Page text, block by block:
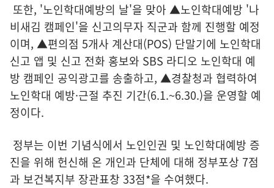
또한, '노인학대예방의 날'을 맞아 ▲노인학대예방 '나
비새김 캠페인'을 신고의무자 직군과 함께 진행할 예정
이며, ▲편의점 5개사 계산대(POS) 단말기에 노인학대
신고 앱 및 신고 전화 홍보와 SBS 라디오 노인학대 예
방 캠페인 공익광고를 송출하고, ▲경찰청과 협력하여
노인학대 예방·근절 추진 기간(6.1.~6.30.)을 운영할 예
정이다.
정부는 이번 기념식에서 노인인권 및 노인학대예방 증
진을 위해 헌신해 온 개인과 단체에 대해 정부포상 7점
과 보건복지부 장관표창 33점*을 수여했다.